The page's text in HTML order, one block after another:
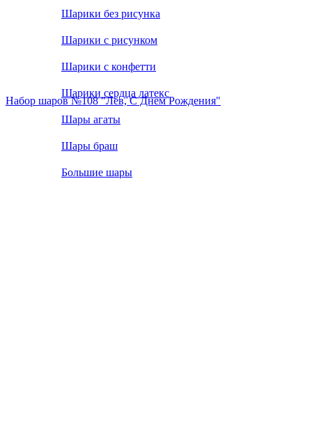
Шарики без рисунка
Шарики с рисунком
Шарики с конфетти
Шарики сердца латекс
Шары агаты
Шары браш
Большие шары
Набор шаров №108 "Лев, С Днем Рождения"